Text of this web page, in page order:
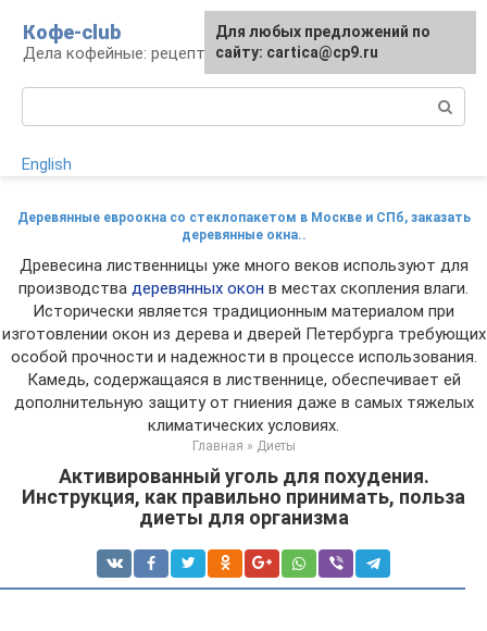
контенту
Кофе-club
Дела кофейные: рецепты и приготовление
English
Деревянные евроокна со стеклопакетом в Москве и СПб, заказать
деревянные окна..
Древесина лиственницы уже много веков используют для
производства деревянных окон в местах скопления влаги.
Исторически является традиционным материалом при
изготовлении окон из дерева и дверей Петербурга требующих
особой прочности и надежности в процессе использования.
Камедь, содержащаяся в лиственнице, обеспечивает ей
дополнительную защиту от гниения даже в самых тяжелых
климатических условиях.
Главная » Диеты
Активированный уголь для похудения.
Инструкция, как правильно принимать, польза
диеты для организма
Для любых предложений по
сайту: cartica@cp9.ru